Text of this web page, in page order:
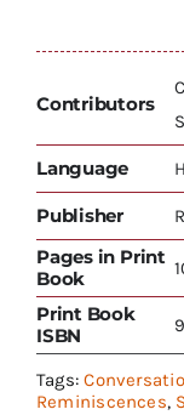
Contributors
Language
Publisher
Pages in Print
Book
Print Book
ISBN
Tags:
Reminiscences,